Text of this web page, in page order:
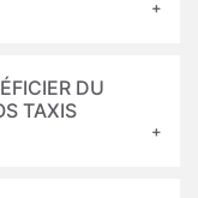
DU
TAXIS